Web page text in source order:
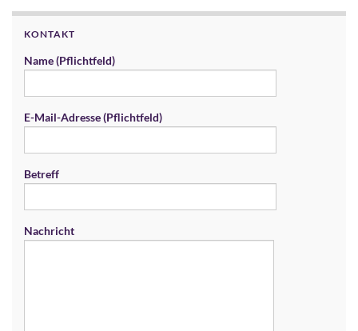
KONTAKT
Name (Pflichtfeld)
E-Mail-Adresse (Pflichtfeld)
Betreff
Nachricht